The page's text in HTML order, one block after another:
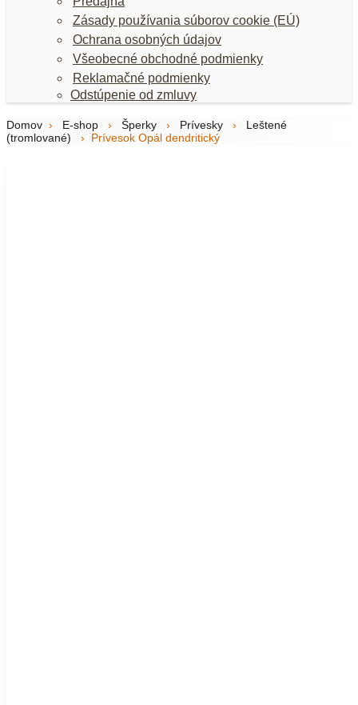
Zásady používania súborov cookie (EÚ)
Ochrana osobných údajov
Všeobecné obchodné podmienky
Reklamačné podmienky
Odstúpenie od zmluvy
Domov › E-shop › Šperky › Prívesky ›
Leštené
(tromlované)
› Prívesok Opál dendritický